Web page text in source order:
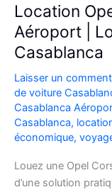
Location
Aéroport |
Casablanca
Laisser un
de voiture
Casablanca
Casablanca,
économique,
Louez une Opel
d’une solution